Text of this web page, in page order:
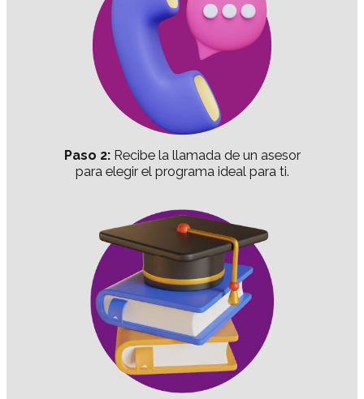
Paso 2:Recibe la llamada de un asesor
para elegir el programa ideal para ti.